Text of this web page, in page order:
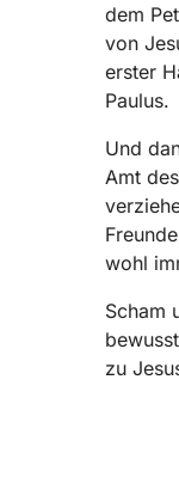
dem
von
erster
Paulus.
Und
Amt
wohl
Scham
zu